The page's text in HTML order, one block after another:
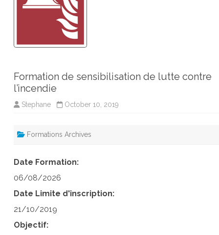
Formation de sensibilisation de lutte contre
l’incendie
Stephane October 10, 2019
Formations Archives
Date Formation:
06/08/2026
Date Limite d'inscription:
21/10/2019
Objectif: